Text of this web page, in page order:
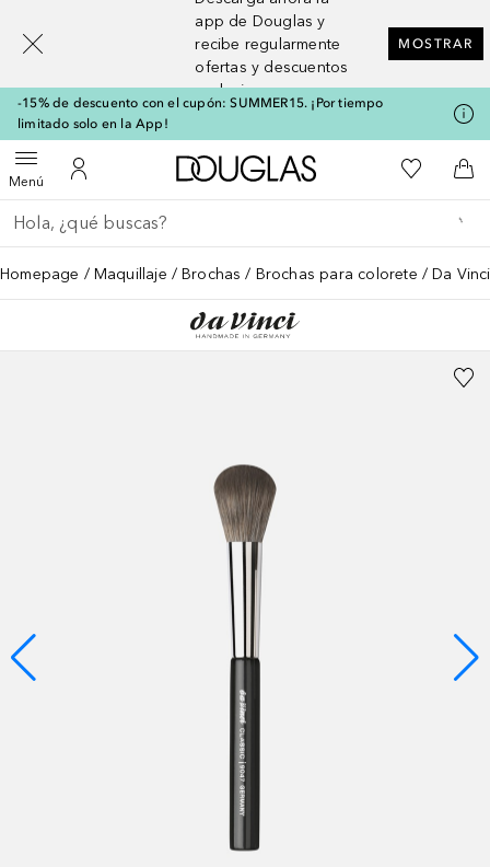
app de Douglas y
recibe regularmente
ofertas y descuentos
exclusivos
MOSTRAR
-15% de descuento con el cupón: SUMMER15. ¡Por tiempo
limitado solo en la App!
MenúAbrir menúMi cuenta
A Douglas HomeMi lista de
A
Regresar
Ejecutar búsqueda
Homepage Maquillaje Brochas Brochas para colorete Da
[navigation.slideout.screenreader]